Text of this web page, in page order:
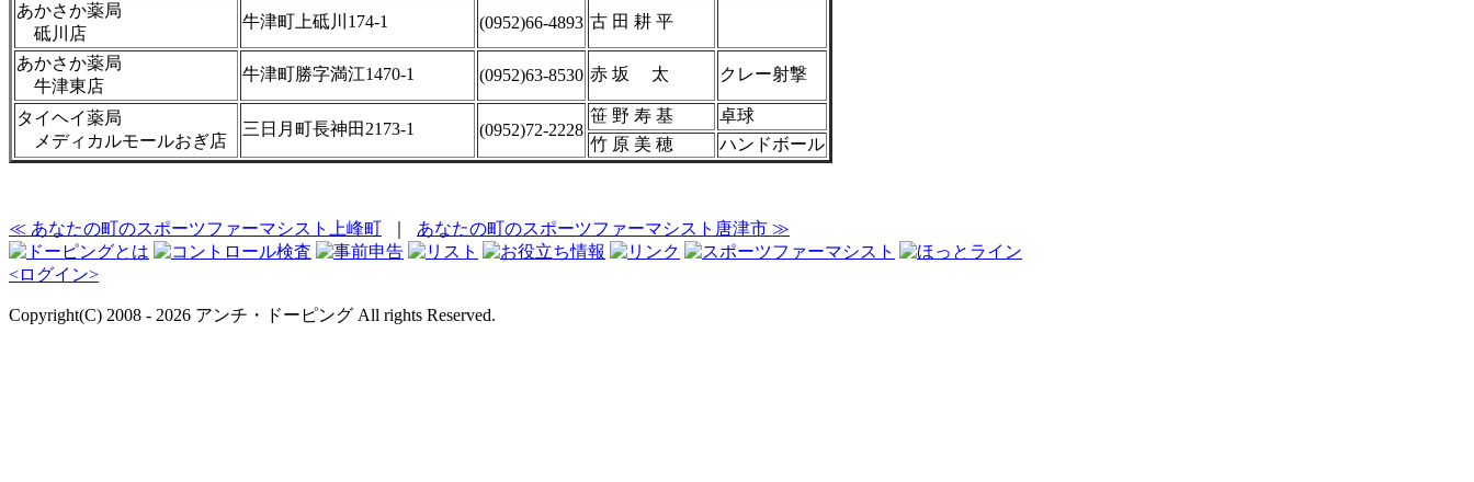
あかさか薬局
砥川店
牛津町上砥川174-1 (0952)66-4893 古 田 耕 平
あかさか薬局
牛津東店
牛津町勝字満江1470-1 (0952)63-8530 赤 坂 太 クレー射撃
タイヘイ薬局
メディカルモールおぎ店
三日月町長神田2173-1 (0952)72-2228
笹 野 寿 基
卓球
竹 原 美 穂
ハンドボール
≪ あなたの町のスポーツファーマシスト上峰町 あなたの町のスポーツファーマシスト唐津市 ≫
<ログイン>
Copyright(C) 2008 - 2026 アンチ・ドーピング All rights Reserved.